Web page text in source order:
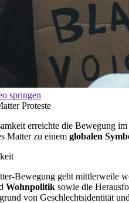
springen
Proteste
erreichte die Bewegung im
Matter zu einem globalen
Bewegung geht mittlerweile
Wohnpolitik sowie die
von Geschlechtsidentität